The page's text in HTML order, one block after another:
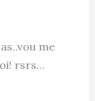
me
rsrs…